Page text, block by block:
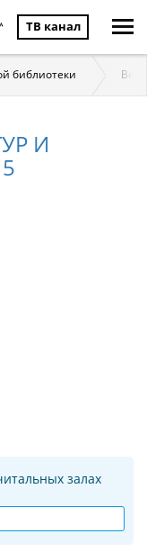
ТВ канал
библиотеки
И
залах